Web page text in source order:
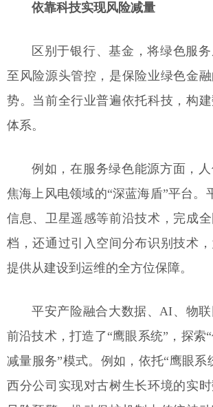
依靠科技实现风险减量
区别于银行、基金，将绿色服
至风险源头管控，是保险业绿色金
势。当前全行业普遍依托科技，构
体系。
例如，在服务绿色能源方面，
焦海上风电领域的“深蓝海盾”平台。
信息、卫星遥感等前沿技术，完成
档，还通过引入空间分布识别技术
提供从建设到运维的全方位保障。
平安产险融合大数据、AI、物
前沿技术，打造了“鹰眼系统”，探索
减量服务”模式。例如，依托“鹰眼系
西分公司实现对古树生长环境的实